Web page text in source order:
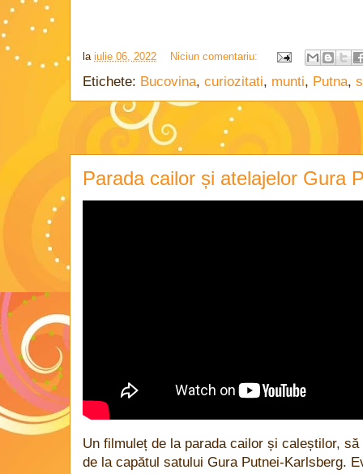
la iulie 06, 2022 Niciun comentariu:
Etichete: Bucovina, curiozitati, munti, Putna,
Parada cailor și atelajelor Gura
Un filmuleț de la parada cailor și caleștilor,
de la capătul satului Gura Putnei-Karlsberg.